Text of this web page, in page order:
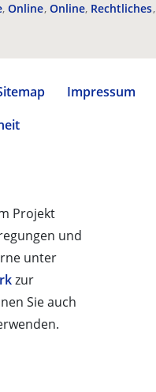
Online Online Rechtliches
Impressum
Projekt
und
unter
zur
Sie auch